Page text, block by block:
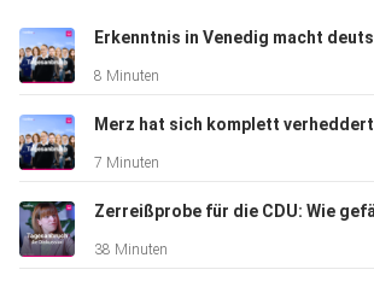
8 Minuten
Merz hat sich komplett verheddert
7 Minuten
38 Minuten